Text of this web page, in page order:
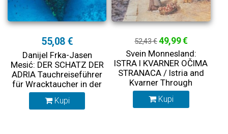
55,08 €
Danijel Frka-Jasen
Mesić: DER SCHATZ DER
ADRIA Tauchreiseführer
für Wracktaucher in der
kroatischen Adria
Kupi
52,43 €49,99 €
Svein Monnesland:
ISTRA I KVARNER OČIMA
STRANACA / Istria and
Kvarner Through
Foreign Eyes
Kupi